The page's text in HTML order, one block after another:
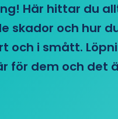
Här hittar du
skador och hur
och i smått.
för dem och det